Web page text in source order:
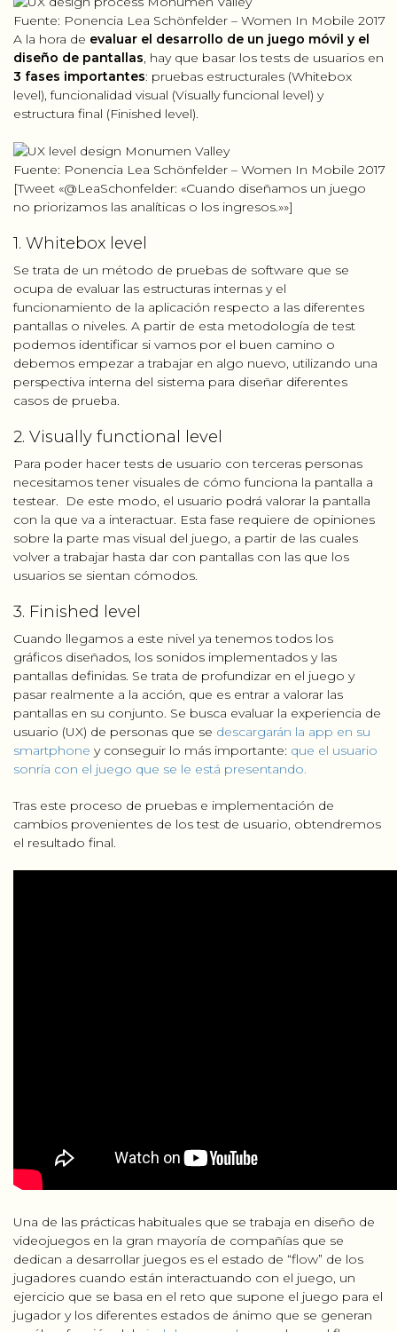
Fuente: Ponencia Lea Schönfelder – Women In Mobile 2017
A la hora de evaluar el desarrollo de un juego móvil y el
diseño de pantallas, hay que basar los tests de usuarios en
3 fases importantes: pruebas estructurales (Whitebox
level), funcionalidad visual (Visually funcional level) y
estructura final (Finished level).
Fuente: Ponencia Lea Schönfelder – Women In Mobile 2017
[Tweet «@LeaSchonfelder: «Cuando diseñamos un juego
no priorizamos las analíticas o los ingresos.»»]
1. Whitebox level
Se trata de un método de pruebas de software que se
ocupa de evaluar las estructuras internas y el
funcionamiento de la aplicación respecto a las diferentes
pantallas o niveles. A partir de esta metodología de test
podemos identificar si vamos por el buen camino o
debemos empezar a trabajar en algo nuevo, utilizando una
perspectiva interna del sistema para diseñar diferentes
casos de prueba.
2. Visually functional level
Para poder hacer tests de usuario con terceras personas
necesitamos tener visuales de cómo funciona la pantalla a
testear. De este modo, el usuario podrá valorar la pantalla
con la que va a interactuar. Esta fase requiere de opiniones
sobre la parte mas visual del juego, a partir de las cuales
volver a trabajar hasta dar con pantallas con las que los
usuarios se sientan cómodos.
3. Finished level
Cuando llegamos a este nivel ya tenemos todos los
gráficos diseñados, los sonidos implementados y las
pantallas definidas. Se trata de profundizar en el juego y
pasar realmente a la acción, que es entrar a valorar las
pantallas en su conjunto. Se busca evaluar la experiencia de
usuario (UX) de personas que se descargarán la app en su
smartphone y conseguir lo más importante: que el usuario
sonría con el juego que se le está presentando.
Tras este proceso de pruebas e implementación de
cambios provenientes de los test de usuario, obtendremos
el resultado final.
Una de las prácticas habituales que se trabaja en diseño de
videojuegos en la gran mayoría de compañías que se
dedican a desarrollar juegos es el estado de “flow” de los
jugadores cuando están interactuando con el juego, un
ejercicio que se basa en el reto que supone el juego para el
jugador y los diferentes estados de ánimo que se generan